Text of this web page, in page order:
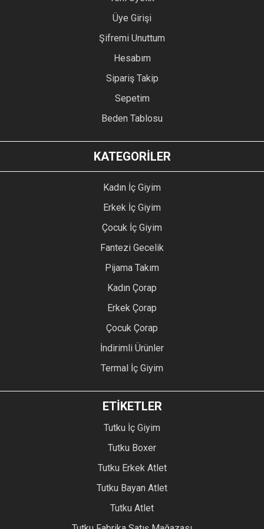
Üye Girişi
Şifremi Unuttum
Hesabım
Sipariş Takip
Sepetim
Beden Tablosu
KATEGORİLER
Kadın İç Giyim
Erkek İç Giyim
Çocuk İç Giyim
Fantezi Gecelik
Pijama Takım
Kadın Çorap
Erkek Çorap
Çocuk Çorap
İndirimli Ürünler
Termal İç Giyim
ETİKETLER
Tutku İç Giyim
Tutku Boxer
Tutku Erkek Atlet
Tutku Bayan Atlet
Tutku Atlet